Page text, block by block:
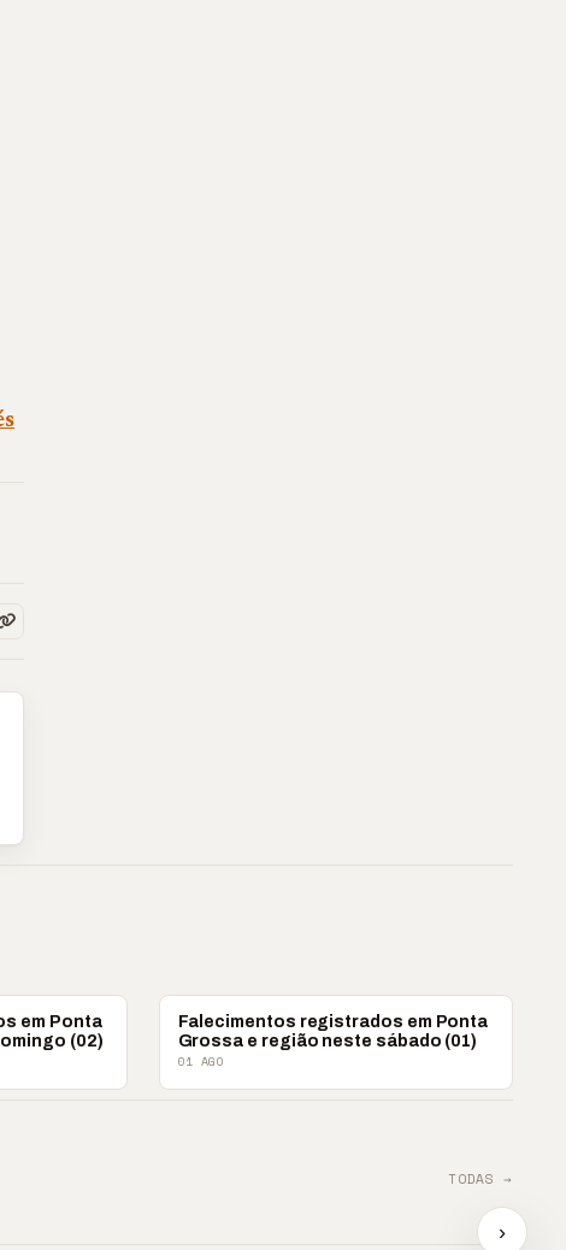
em Ponta
(02)
OBITUÁRIO
Falecimentos registrados em Ponta
Grossa e região neste sábado (01)
01 AGO
TODAS →
›